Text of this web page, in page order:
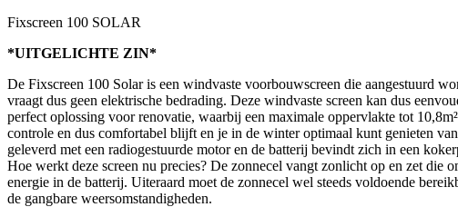
Fixscreen 100 SOLAR
*UITGELICHTE ZIN*
De Fixscreen 100 Solar is een windvaste voorbouwscreen die aangestuurd
vraagt dus geen elektrische bedrading. Deze windvaste screen kan dus
perfect oplossing voor renovatie, waarbij een maximale oppervlakte tot
controle en dus comfortabel blijft en je in de winter optimaal kunt genieten
geleverd met een radiogestuurde motor en de batterij bevindt zich in een
Hoe werkt deze screen nu precies? De zonnecel vangt zonlicht op en zet die
energie in de batterij. Uiteraard moet de zonnecel wel steeds voldoende
de gangbare weersomstandigheden.